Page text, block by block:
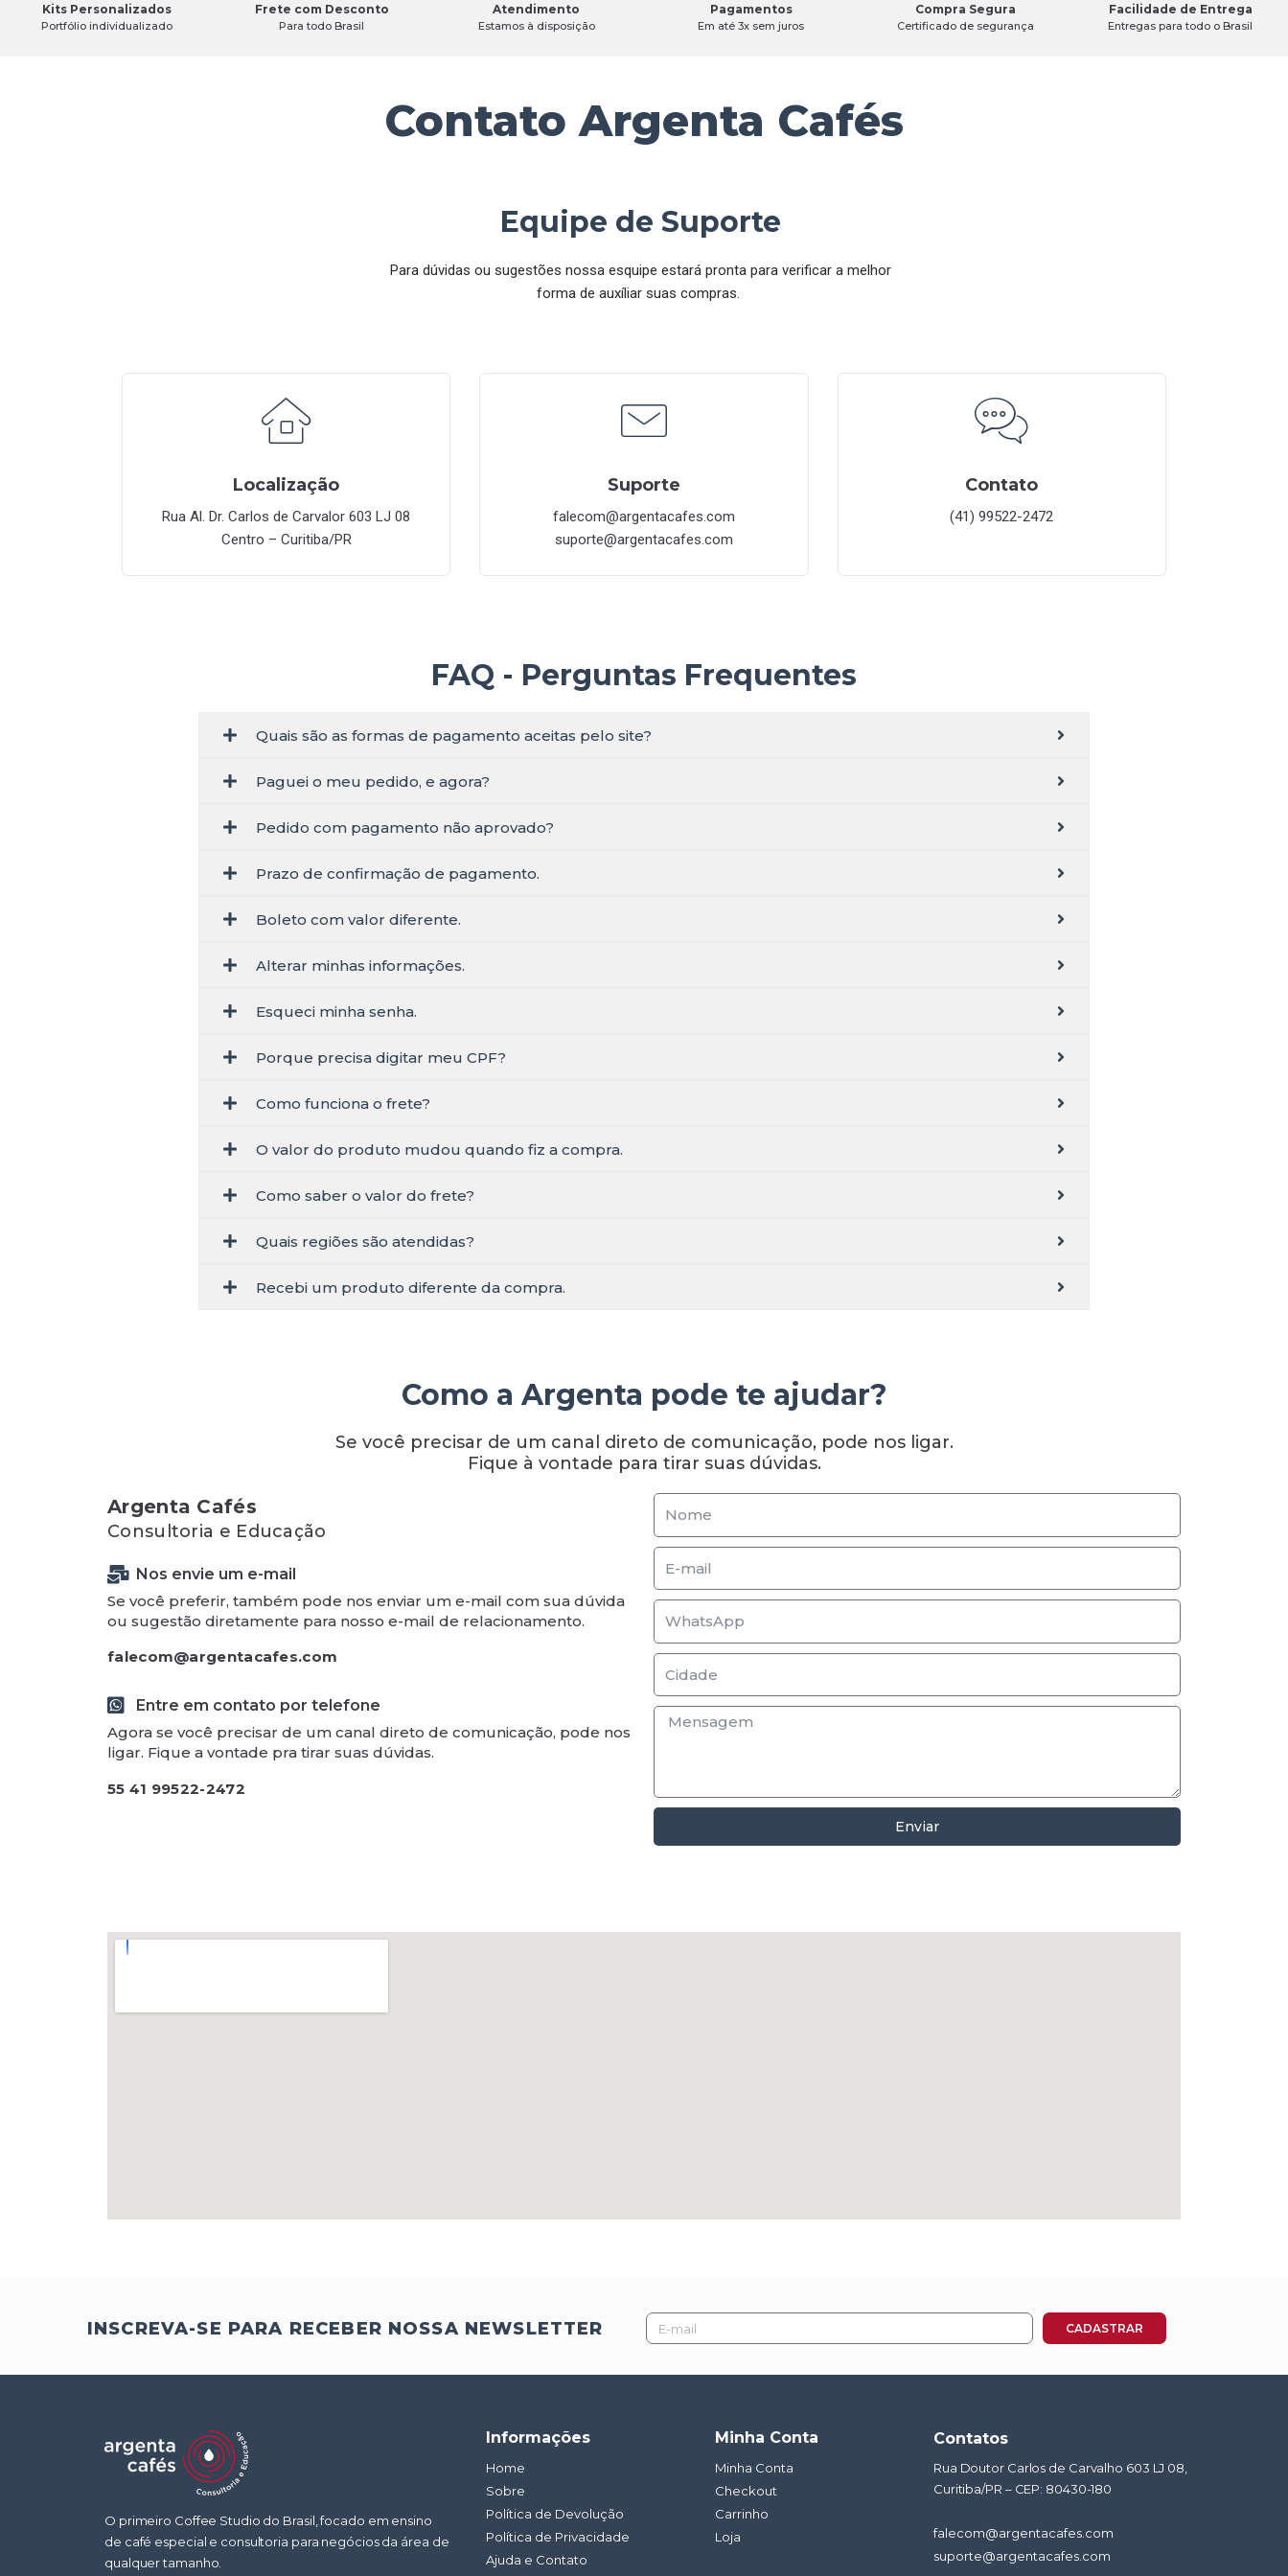
Kits Personalizados
Portfólio individualizado
Frete com Desconto
Para todo Brasil
Atendimento
Estamos à disposição
Pagamentos
Em até 3x sem juros
Compra Segura
Certificado de segurança
Facilidade de Entrega
Entregas para todo o Brasil
Contato Argenta Cafés
Equipe de Suporte
Para dúvidas ou sugestões nossa esquipe estará pronta para verificar a melhor
forma de auxíliar suas compras.
Localização
Rua Al. Dr. Carlos de Carvalor 603 LJ 08
Centro – Curitiba/PR
Suporte
falecom@argentacafes.com
suporte@argentacafes.com
Contato
(41) 99522-2472
FAQ - Perguntas Frequentes
Quais são as formas de pagamento aceitas pelo site?
Paguei o meu pedido, e agora?
Pedido com pagamento não aprovado?
Prazo de confirmação de pagamento.
Boleto com valor diferente.
Alterar minhas informações.
Esqueci minha senha.
Porque precisa digitar meu CPF?
Como funciona o frete?
O valor do produto mudou quando fiz a compra.
Como saber o valor do frete?
Quais regiões são atendidas?
Recebi um produto diferente da compra.
Como a Argenta pode te ajudar?
Se você precisar de um canal direto de comunicação, pode nos ligar.
Fique à vontade para tirar suas dúvidas.
Argenta Cafés
Consultoria e Educação
Nos envie um e-mail
Se você preferir, também pode nos enviar um e-mail com sua dúvida
ou sugestão diretamente para nosso e-mail de relacionamento.
falecom@argentacafes.com
Entre em contato por telefone
Agora se você precisar de um canal direto de comunicação, pode nos
ligar. Fique a vontade pra tirar suas dúvidas.
55 41 99522-2472
Nome
E-
mail
WhatsApp
Cidade
Mensagem
Enviar
INSCREVA-SE PARA RECEBER NOSSA NEWSLETTER
E-
mail
CADASTRAR
O primeiro Coffee Studio do Brasil, focado em ensino
de café especial e consultoria para negócios da área de
qualquer tamanho.
Informações
Home
Sobre
Política de Devolução
Política de Privacidade
Ajuda e Contato
Minha Conta
Minha Conta
Checkout
Carrinho
Loja
Contatos
Rua Doutor Carlos de Carvalho 603 LJ 08,
Curitiba/PR – CEP: 80430-180
falecom@argentacafes.com
suporte@argentacafes.com